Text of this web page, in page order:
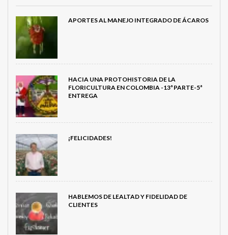
APORTES AL MANEJO INTEGRADO DE ÁCAROS
HACIA UNA PROTOHISTORIA DE LA
FLORICULTURA EN COLOMBIA -13ª PARTE-5ª
ENTREGA
¡FELICIDADES!
HABLEMOS DE LEALTAD Y FIDELIDAD DE
CLIENTES